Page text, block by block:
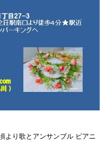
より歌とアンサンブル ピアニ